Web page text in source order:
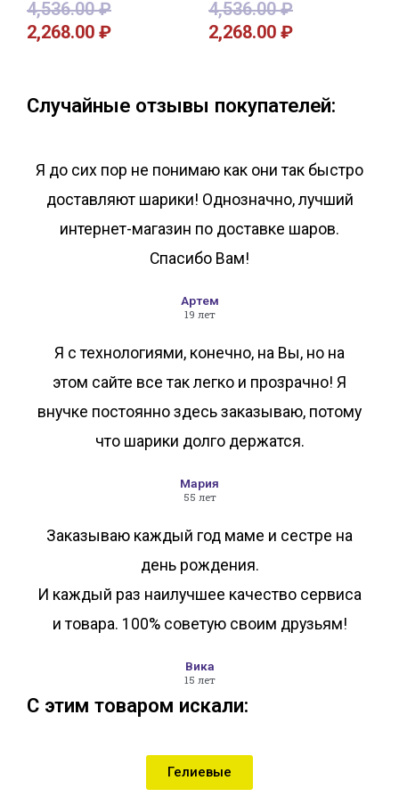
4,536.00₽
2,268.00 ₽
4,536.00₽
2,268.00 ₽
Случайные отзывы покупателей:
Я до сих пор не понимаю как они так быстро
доставляют шарики! Однозначно, лучший
интернет-магазин по доставке шаров.
Спасибо Вам!
Артем
19 лет
Я с технологиями, конечно, на Вы, но на
этом сайте все так легко и прозрачно! Я
внучке постоянно здесь заказываю, потому
что шарики долго держатся.
Мария
55 лет
Заказываю каждый год маме и сестре на
день рождения.
И каждый раз наилучшее качество сервиса
и товара. 100% советую своим друзьям!
Вика
15 лет
С этим товаром искали:
Гелиевые